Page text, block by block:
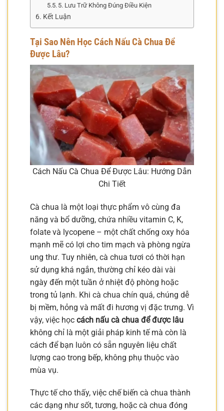
5. Lưu Trữ Không Đúng Điều Kiện
Kết Luận
Tại Sao Nên Học Cách Nấu Cà Chua Để
Được Lâu?
Cách Nấu Cà Chua Để Được Lâu: Hướng Dẫn
Chi Tiết
Cà chua là một loại thực phẩm vô cùng đa
năng và bổ dưỡng, chứa nhiều vitamin C, K,
folate và lycopene – một chất chống oxy hóa
mạnh mẽ có lợi cho tim mạch và phòng ngừa
ung thư. Tuy nhiên, cà chua tươi có thời hạn
sử dụng khá ngắn, thường chỉ kéo dài vài
ngày đến một tuần ở nhiệt độ phòng hoặc
trong tủ lạnh. Khi cà chua chín quá, chúng dễ
bị mềm, hỏng và mất đi hương vị đặc trưng. Vì
vậy, việc học cách nấu cà chua để được lâu
không chỉ là một giải pháp kinh tế mà còn là
cách để bạn luôn có sẵn nguyên liệu chất
lượng cao trong bếp, không phụ thuộc vào
mùa vụ.
Thực tế cho thấy, việc chế biến cà chua thành
các dạng như sốt, tương, hoặc cà chua đóng